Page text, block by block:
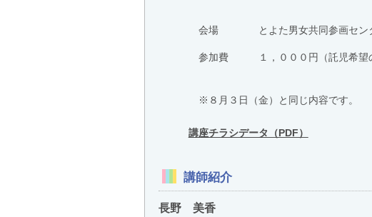
会場 とよた男女共同参画センター
参加費 １，０００円（託児希望の場
※８月３日（金）と同じ内容です。
講座チラシデータ（PDF）
講師紹介
長野 美香